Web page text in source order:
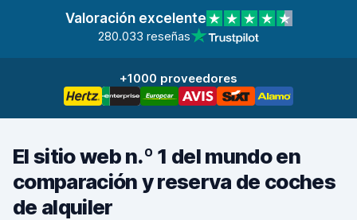
Valoración excelente
280.033 reseñas
+1000 proveedores
El sitio web n.º 1 del mundo en
comparación y reserva de coches
de alquiler